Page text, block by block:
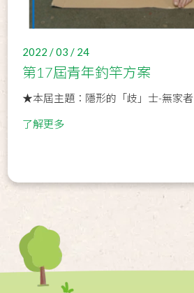
2022 / 03 / 24
第17屆青年釣竿方案
★本屆主題：隱形的「歧」士-無家者
了解更多